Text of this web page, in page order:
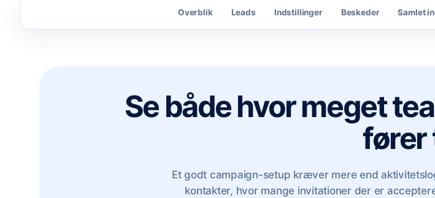
Overblik Leads Indstillinger Beskeder Samlet
Se både hvor meget
fører
Et godt campaign-setup kræver mere end
kontakter, hvor mange invitationer der er